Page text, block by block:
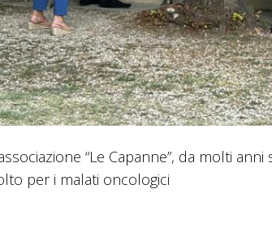
“Le Capanne”, da molti
per i malati oncologici